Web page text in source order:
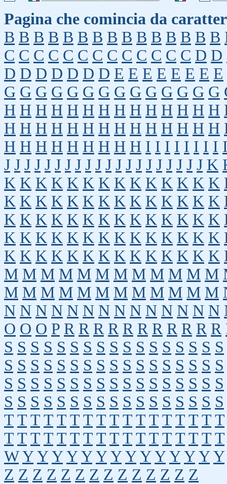
Pagina che comincia da
B B B B B B B B B B B B B B B
C C C C C C C C C C C C C D D
D D D D D D D E E E E E E E E
G G G G G G G G G G G G G G
H H H H H H H H H H H H H H
H H H H H H H H H H H H H H
H H H H H H H H H I I I I I I I I
J J J J J J J J J J J J J J J J J J J J K
K K K K K K K K K K K K K K
K K K K K K K K K K K K K K
K K K K K K K K K K K K K K
K K K K K K K K K K K K K K
K K K K K K K K K K K K K K
M M M M M M M M M M M M
M M M M M M M M M M M M
N N N N N N N N N N N N N N
O O O P R R R R R R R R R R R
S S S S S S S S S S S S S S S S S
S S S S S S S S S S S S S S S S S
S S S S S S S S S S S S S S S S S
S S S S S S S S S S S S S S S S S
T T T T T T T T T T T T T T T T T
T T T T T T T T T T T T T T T T T
W Y Y Y Y Y Y Y Y Y Y Y Y Y Y
Z Z Z Z Z Z Z Z Z Z Z Z Z Z